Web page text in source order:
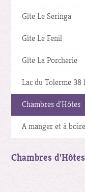
Gîte Le Seringa
Gîte Le Fenil
Gîte La Porcherie
Lac du Tolerme 38
Chambres d'Hôtes
A manger et à
Chambres d'Hôtes